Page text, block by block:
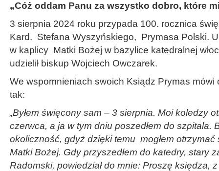
„Cóż oddam Panu za wszystko dobro, które
3 sierpnia 2024 roku przypada 100. rocznica
Kard. Stefana Wyszyńskiego, Prymasa Polski.
w kaplicy Matki Bożej w bazylice katedralnej
udzielił biskup Wojciech Owczarek.
We wspomnieniach swoich Ksiądz Prymas mówi
tak:
„Byłem święcony sam – 3 sierpnia. Moi koledzy
czerwca, a ja w tym dniu poszedłem do szpitala.
okoliczność, gdyż dzięki temu mogłem otrzymać
Matki Bożej. Gdy przyszedłem do katedry, stary
Radomski, powiedział do mnie: Proszę księdza,